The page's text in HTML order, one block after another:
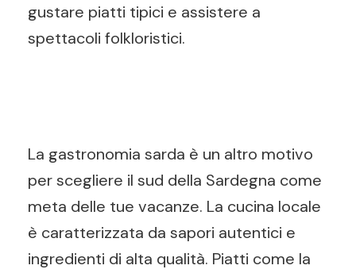
gustare piatti tipici e assistere a
spettacoli folkloristici.
La gastronomia sarda è un altro motivo
per scegliere il sud della Sardegna come
meta delle tue vacanze. La cucina locale
è caratterizzata da sapori autentici e
ingredienti di alta qualità. Piatti come la